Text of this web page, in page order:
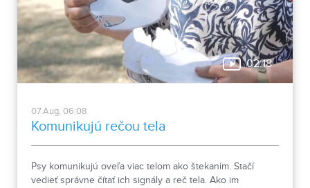
02:18
07.Aug, 06:08
Komunikujú rečou tela
Psy komunikujú oveľa viac telom ako štekaním. Stačí
vedieť správne čítať ich signály a reč tela. Ako im